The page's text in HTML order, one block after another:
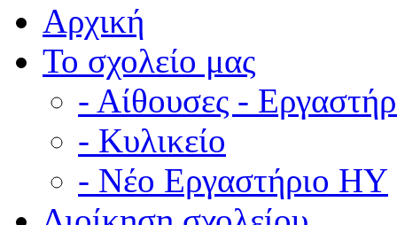
Αρχική
Το σχολείο μας
- Αίθουσες -
- Κυλικείο
- Νέο Εργαστήριο ΗΥ